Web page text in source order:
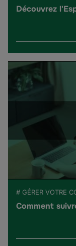
Découvrez
# GÉRER VOTRE
Comment